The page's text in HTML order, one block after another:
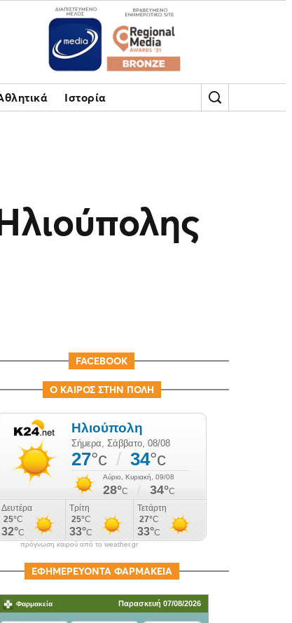
Ιστορία
FACEBOOK
Ο ΚΑΙΡΟΣ ΣΤΗΝ ΠΟΛΗ
πρόγνωση καιρού από το weather.gr
ΕΦΗΜΕΡΕΥΟΝΤΑ ΦΑΡΜΑΚΕΙΑ